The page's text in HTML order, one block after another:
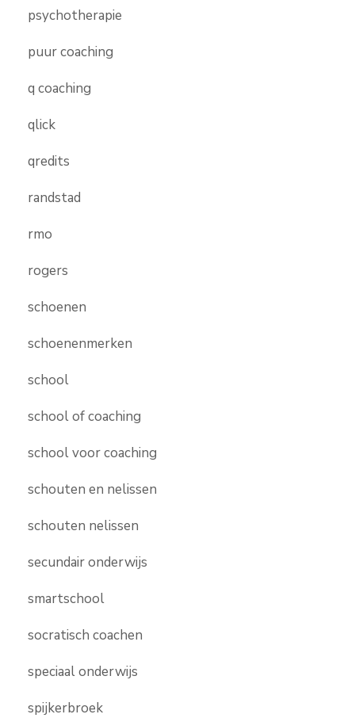
psychotherapie
puur coaching
q coaching
qlick
qredits
randstad
rmo
rogers
schoenen
schoenenmerken
school
school of coaching
school voor coaching
schouten en nelissen
schouten nelissen
secundair onderwijs
smartschool
socratisch coachen
speciaal onderwijs
spijkerbroek